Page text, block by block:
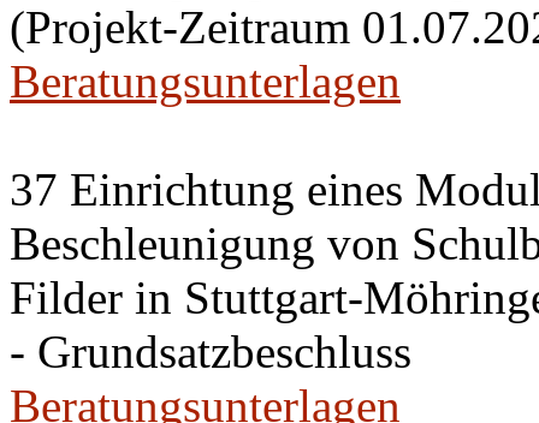
(Projekt-Zeitraum
Beratungsunterlagen
37 Einrichtung eines
Beschleunigung von
Filder in Stuttgart-
- Grundsatzbeschluss
Beratungsunterlagen